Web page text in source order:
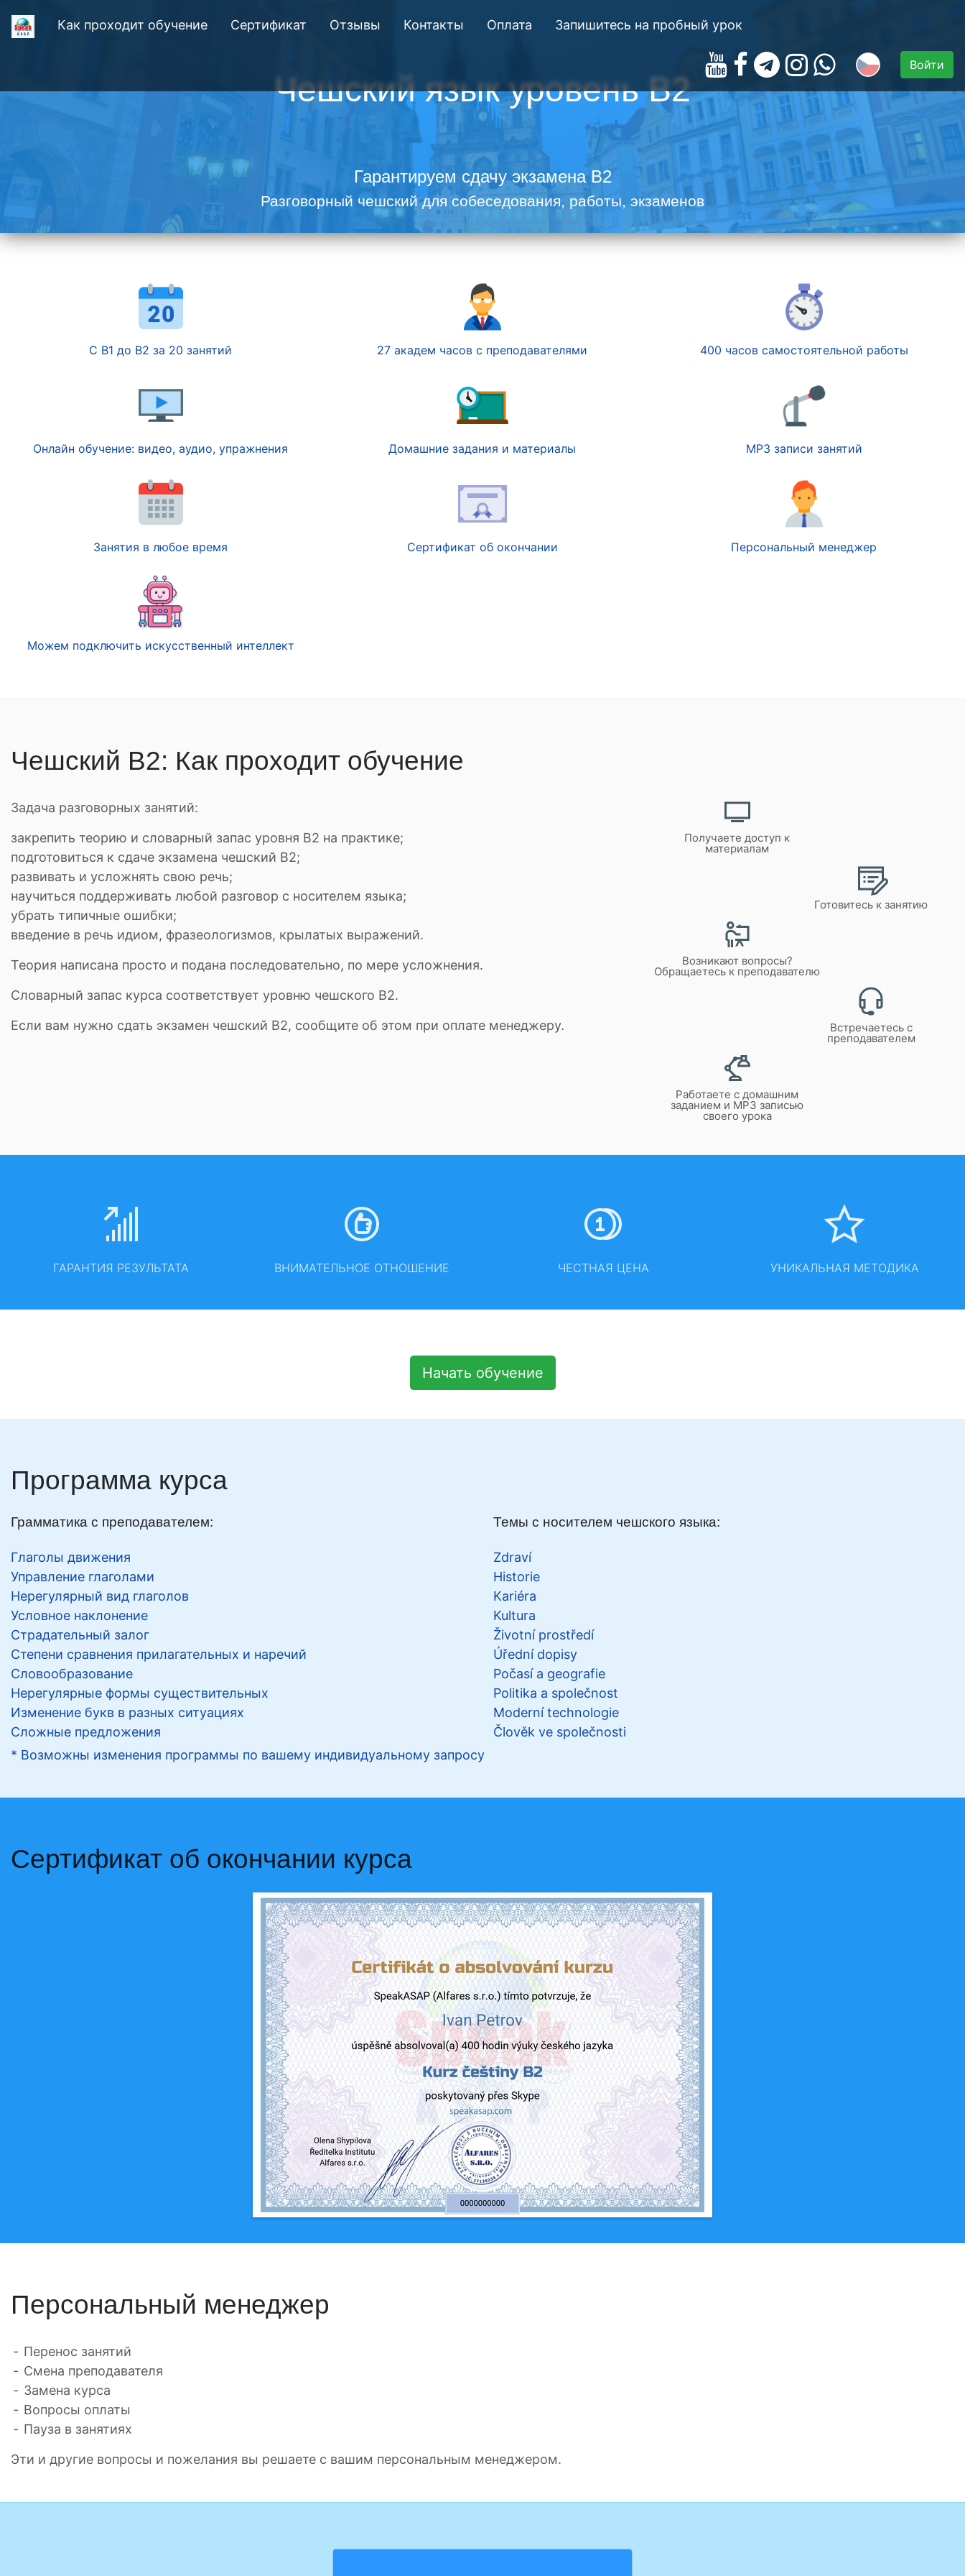
Как проходит обучение Сертификат Отзывы Контакты Оплата Запишитесь на пробный урок
Войти
Чешский язык уровень B2
Гарантируем сдачу экзамена B2
Разговорный чешский для собеседования, работы, экзаменов
С B1 до B2 за 20 занятий 27 академ часов с преподавателями 400 часов самостоятельной работы
Онлайн обучение: видео, аудио, упражнения Домашние задания и материалы MP3 записи занятий
Занятия в любое время Сертификат об окончании Персональный менеджер
Можем подключить искусственный интеллект
Чешский B2: Как проходит обучение
Задача разговорных занятий:
закрепить теорию и словарный запас уровня В2 на практике;
подготовиться к сдаче экзамена чешский B2;
развивать и усложнять свою речь;
научиться поддерживать любой разговор с носителем языка;
убрать типичные ошибки;
введение в речь идиом, фразеологизмов, крылатых выражений.
Теория написана просто и подана последовательно, по мере усложнения.
Словарный запас курса соответствует уровню чешского B2.
Если вам нужно сдать экзамен чешский В2, сообщите об этом при оплате менеджеру.
Получаете доступ к
материалам
Готовитесь к занятию
Возникают вопросы?
Обращаетесь к преподавателю
Встречаетесь с
преподавателем
Работаете с домашним
заданием и MP3 записью
своего урока
ГАРАНТИЯ РЕЗУЛЬТАТА ВНИМАТЕЛЬНОЕ ОТНОШЕНИЕ ЧЕСТНАЯ ЦЕНА УНИКАЛЬНАЯ МЕТОДИКА
Начать обучение
Программа курса
Грамматика с преподавателем:
Глаголы движения
Управление глаголами
Нерегулярный вид глаголов
Условное наклонение
Страдательный залог
Степени сравнения прилагательных и наречий
Словообразование
Нерегулярные формы существительных
Изменение букв в разных ситуациях
Сложные предложения
Темы с носителем чешского языка:
Zdraví
Historie
Kariéra
Kultura
Životní prostředí
Úřední dopisy
Počasí a geografie
Politika a společnost
Moderní technologie
Člověk ve společnosti
* Возможны изменения программы по вашему индивидуальному запросу
Сертификат об окончании курса
Персональный менеджер
Перенос занятий
Смена преподавателя
Замена курса
Вопросы оплаты
Пауза в занятиях
Эти и другие вопросы и пожелания вы решаете с вашим персональным менеджером.